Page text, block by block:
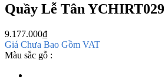
Quầy Lễ Tân YCHIRT029
9.177.000₫
Giá Chưa Bao Gồm VAT
Màu sắc gỗ :